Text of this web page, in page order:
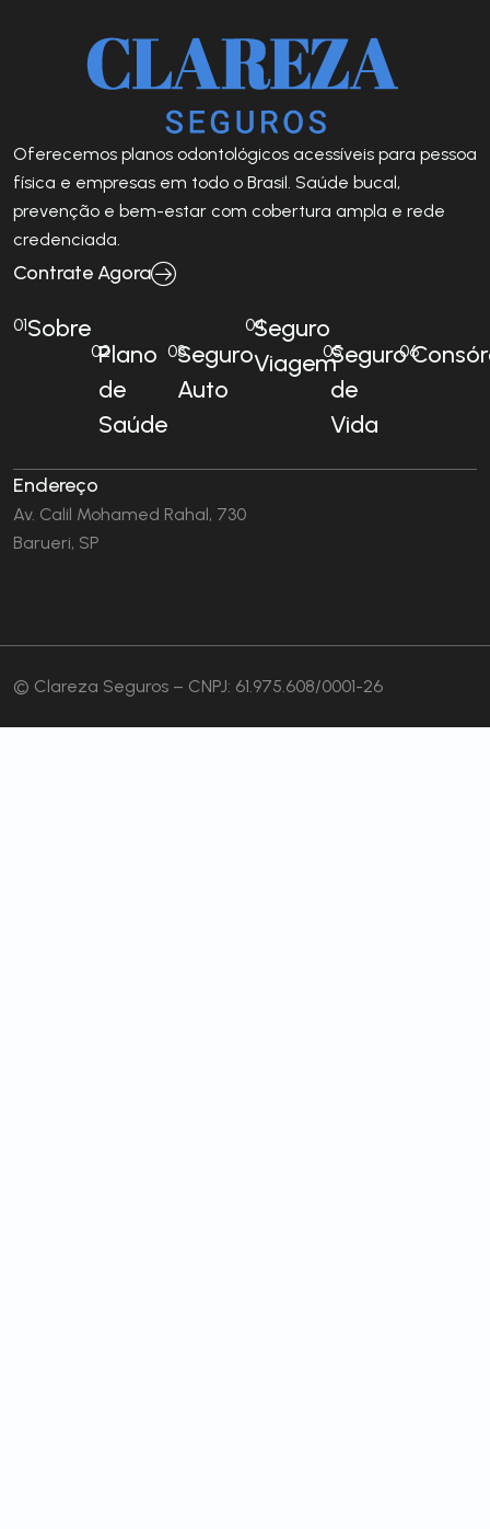
Oferecemos planos odontológicos acessíveis para pessoa
física e empresas em todo o Brasil. Saúde bucal,
prevenção e bem-estar com cobertura ampla e rede
credenciada.
Contrate Agora
01Sobre
02Plano
de
Saúde
03Seguro
Auto
04Seguro
Viagem
05Seguro
de
Vida
06
Endereço
Av. Calil Mohamed Rahal, 730
Barueri, SP
© Clareza Seguros – CNPJ: 61.975.608/0001-26